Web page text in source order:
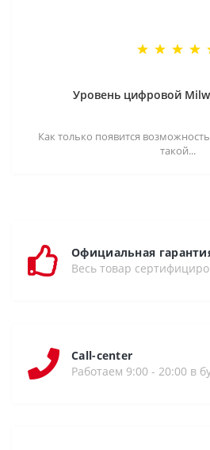
Уровень цифровой
Как только появится
такой...
Официальная
Весь товар
Call-center
Работаем 9:00 - 20:00 в